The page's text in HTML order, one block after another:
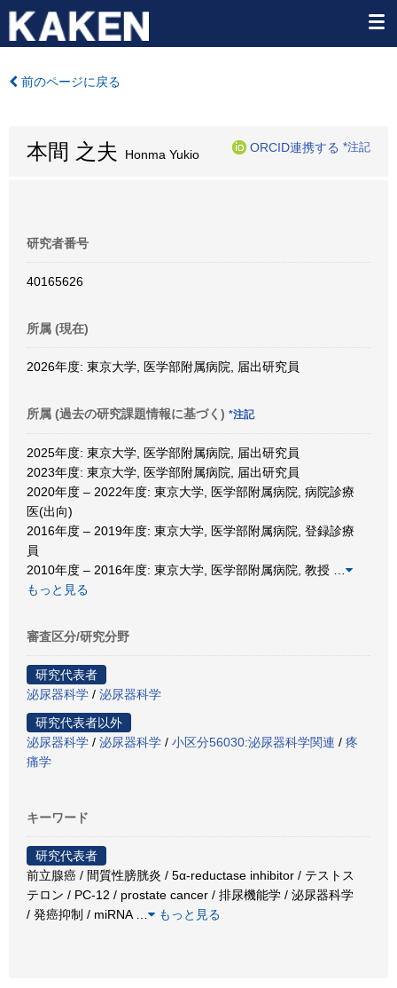
前のページに戻る
本間 之夫 Honma Yukio
ORCID連携する *注記
研究者番号
40165626
所属 (現在)
2026年度: 東京大学, 医学部附属病院, 届出研究員
所属 (過去の研究課題情報に基づく) *注記
2025年度: 東京大学, 医学部附属病院, 届出研究員
2023年度: 東京大学, 医学部附属病院, 届出研究員
2020年度 – 2022年度: 東京大学, 医学部附属病院, 病院診療
医(出向)
2016年度 – 2019年度: 東京大学, 医学部附属病院, 登録診療
員
2010年度 – 2016年度: 東京大学, 医学部附属病院, 教授
もっと見る
審査区分/研究分野
研究代表者
泌尿器科学 / 泌尿器科学
研究代表者以外
泌尿器科学 / 泌尿器科学 / 小区分56030:泌尿器科学関連 / 疼
痛学
キーワード
研究代表者
前立腺癌 / 間質性膀胱炎 / 5α-reductase inhibitor / テストス
テロン / PC-12 / prostate cancer / 排尿機能学 / 泌尿器科学
/ 発癌抑制 / miRNA
もっと見る